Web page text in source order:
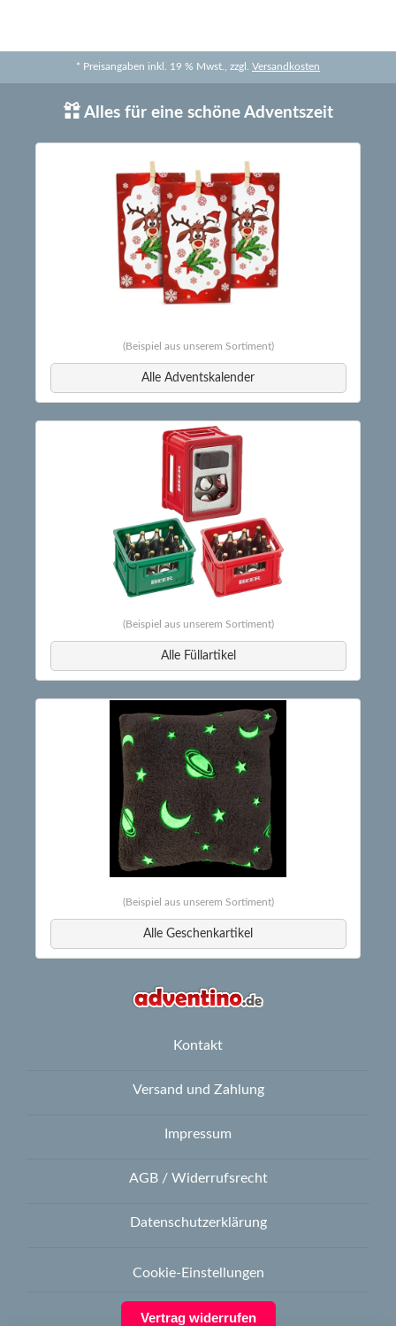
* Preisangaben inkl. 19 % Mwst., zzgl. Versandkosten
Alles für eine schöne Adventszeit
(Beispiel aus unserem Sortiment)
Alle Adventskalender
(Beispiel aus unserem Sortiment)
Alle Füllartikel
(Beispiel aus unserem Sortiment)
Alle Geschenkartikel
Kontakt
Versand und Zahlung
Impressum
AGB / Widerrufsrecht
Datenschutzerklärung
Cookie-Einstellungen
Vertrag widerrufen